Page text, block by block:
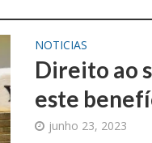
NOTICIAS
Direito ao
este
junho 23, 2023